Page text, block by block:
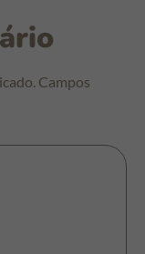
Campos